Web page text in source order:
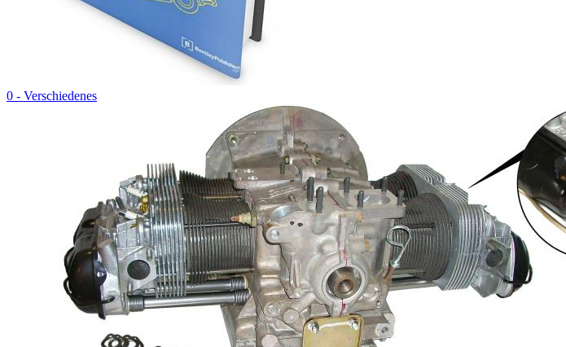
0 - Verschiedenes